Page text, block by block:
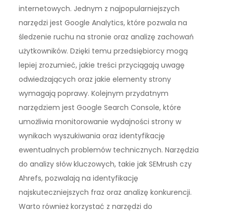
internetowych. Jednym z najpopularniejszych
narzędzi jest Google Analytics, które pozwala na
śledzenie ruchu na stronie oraz analizę zachowań
użytkowników. Dzięki temu przedsiębiorcy mogą
lepiej zrozumieć, jakie treści przyciągają uwagę
odwiedzających oraz jakie elementy strony
wymagają poprawy. Kolejnym przydatnym
narzędziem jest Google Search Console, które
umożliwia monitorowanie wydajności strony w
wynikach wyszukiwania oraz identyfikację
ewentualnych problemów technicznych. Narzędzia
do analizy słów kluczowych, takie jak SEMrush czy
Ahrefs, pozwalają na identyfikację
najskuteczniejszych fraz oraz analizę konkurencji.
Warto również korzystać z narzędzi do